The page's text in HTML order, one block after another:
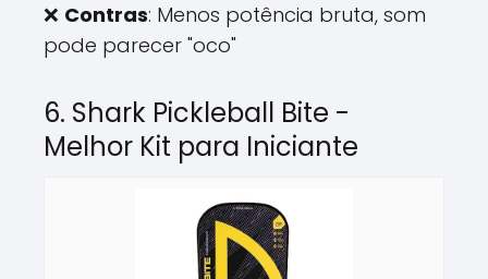
❌ Contras: Menos potência bruta, som
pode parecer "oco"
6. Shark Pickleball Bite -
Melhor Kit para Iniciante